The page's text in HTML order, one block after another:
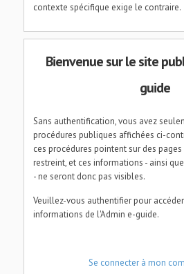
contexte spécifique exige le contraire.
Bienvenue sur le site
guide
Sans authentification, vous avez
procédures publiques affichées ci-
ces procédures pointent sur des
restreint, et ces informations - ainsi
- ne seront donc pas visibles.
Veuillez-vous authentifier pour
informations de l'Admin e-guide.
Se connecter à mon